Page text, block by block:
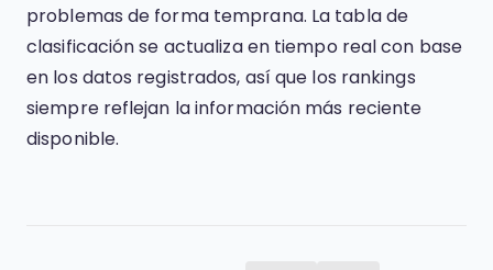
problemas de forma temprana. La tabla de
clasificación se actualiza en tiempo real con base
en los datos registrados, así que los rankings
siempre reflejan la información más reciente
disponible.